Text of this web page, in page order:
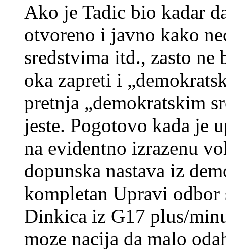
Ako je Tadic bio kadar
otvoreno i javno kako
sredstvima itd., zasto
oka zapreti i
pretnja „demokratskim
jeste. Pogotovo kada je
na evidentno izrazenu
dopunska nastava iz
kompletan Upravi odbor
Dinkica iz G17 plus/
moze nacija da malo